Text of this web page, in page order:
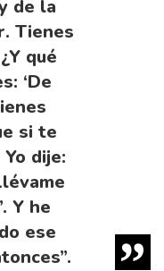
de la
Tienes
qué
‘De
si te
dije:
Y he
ese